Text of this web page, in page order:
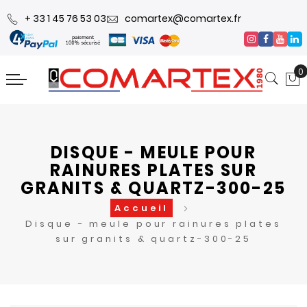
+ 33 1 45 76 53 03 comartex@comartex.fr
0
DISQUE - MEULE POUR
RAINURES PLATES SUR
GRANITS & QUARTZ-300-25
Accueil
Disque - meule pour rainures plates
sur granits & quartz-300-25